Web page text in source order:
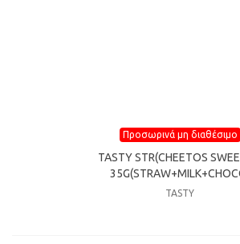
Προσωρινά μη διαθέσιμο
TASTY STR(CHEETOS
TASTY